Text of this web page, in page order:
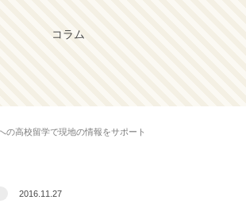
コラム
の高校留学で現地の情報をサポート
2016.11.27